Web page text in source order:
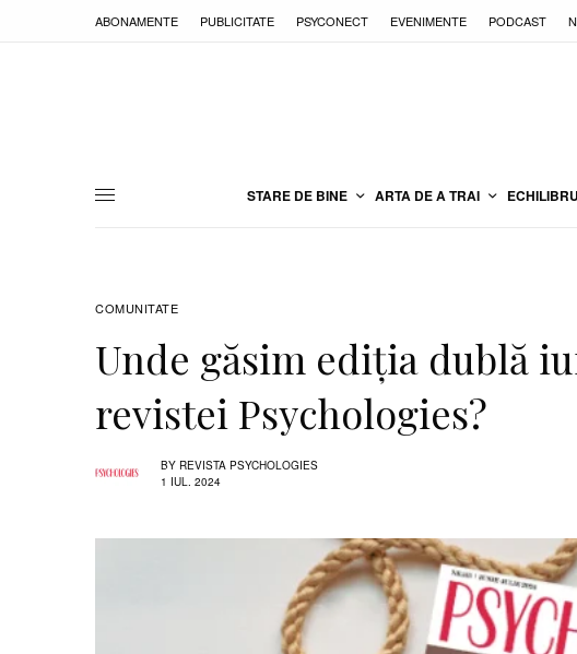
ABONAMENTE PUBLICITATE PSYCONECT EVENIMENTE PODCAST
STARE DE BINE ARTA DE A TRAI
COMUNITATE
Unde găsim ediţia dublă
revistei Psychologies?
BY REVISTA PSYCHOLOGIES
1 IUL. 2024